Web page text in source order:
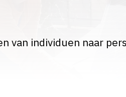
van individuen naar